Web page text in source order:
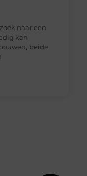
naar een
kan
beide